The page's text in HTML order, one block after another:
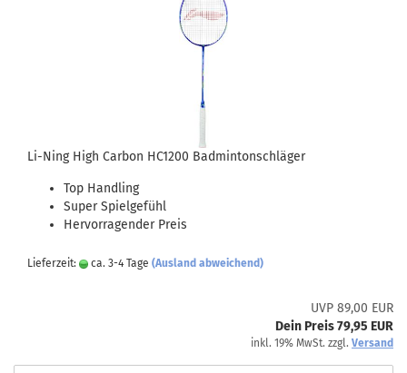
Li-Ning High Carbon HC1200 Badmintonschläger
Top Handling
Super Spielgefühl
Hervorragender Preis
Lieferzeit: ca. 3-4 Tage (Ausland abweichend)
UVP 89,00 EUR
Dein Preis 79,95 EUR
inkl. 19% MwSt. zzgl. Versand